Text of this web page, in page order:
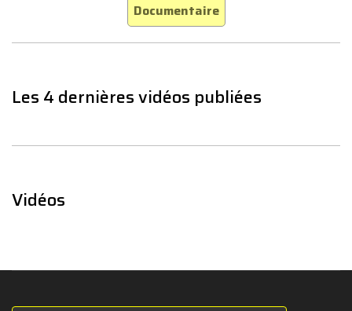
Documentaire
Les 4 dernières vidéos publiées
Vidéos